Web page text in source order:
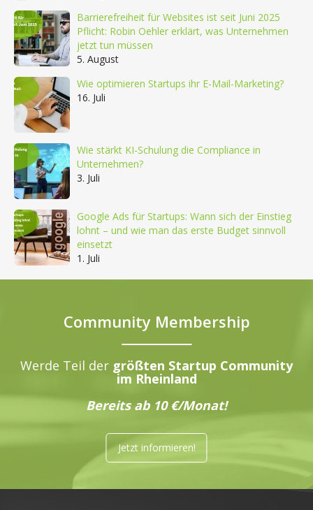
Barrierefreiheit für Websites ist seit Juni 2025
Pflicht: Robin Oehler erklärt, was Unternehmen
jetzt tun müssen
5. August
Wie optimieren Startups ihr E-Mail-Marketing?
16. Juli
Wie stärkt KI-Schulung die Compliance in
Unternehmen?
3. Juli
Google Ads für Startups: Wann sich der Einstieg
lohnt – und wie man das erste Budget sinnvoll
einsetzt
1. Juli
Community Membership
Werde Teil der größten Startup Community
im Rheinland
Bereits ab 10 €/Monat!
Jetzt informieren!